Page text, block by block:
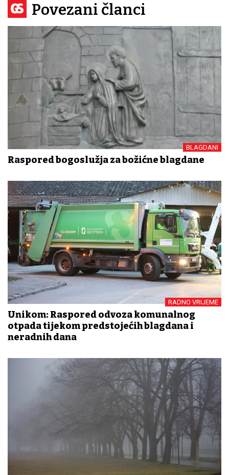
Povezani članci
BLAGDANI
Raspored bogoslužja za božićne blagdane
RADNO VRIJEME
Unikom: Raspored odvoza komunalnog
otpada tijekom predstojećih blagdana i
neradnih dana